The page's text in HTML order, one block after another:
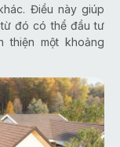
Điều này giúp
đó có thể đầu tư
thiện một khoảng